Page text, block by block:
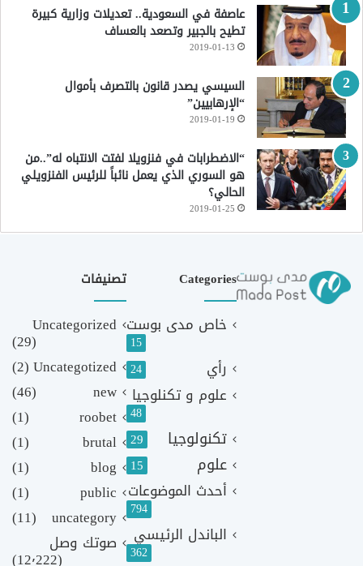
عاصفة في السعودية.. تعديلات وزارية كبيرة
تطيح بالجبير وتصعد بالعساف
2019-01-13
السيسي يصدر قانون بالتصرف بأموال
“الإرهابيين”
2019-01-19
“الاضطرابات في فنزويلا لفتت الانتباه له”..من
هو السوري الذي يعمل نائباً للرئيس الفنزويلي
الحالي؟
2019-01-25
Categories
خاص مدى بوست
15
رأي 24
علوم و تكنلوجيا
48
تكنولوجيا 29
علوم 15
أحدث الموضوعات
794
الباندل الرئيسي
362
تصنيفات
Uncategorized
(29)
Uncategotized
(2)
new
(46)
roobet
(1)
brutal
(1)
blog
(1)
public
(1)
uncategory
(11)
صوتك وصل
(12٬222)